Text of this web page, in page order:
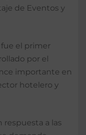
de Eventos y
el primer
por el
importante en
hotelero y
respuesta a las